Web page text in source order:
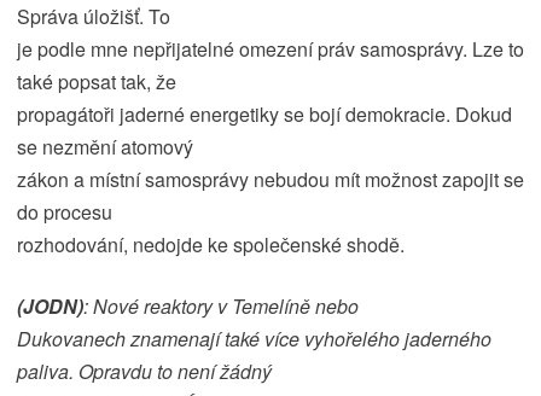
Správa úložišť. To
je podle mne nepřijatelné omezení práv samosprávy. Lze to
také popsat tak, že
propagátoři jaderné energetiky se bojí demokracie. Dokud
se nezmění atomový
zákon a místní samosprávy nebudou mít možnost zapojit se
do procesu
rozhodování, nedojde ke společenské shodě.
(JODN): Nové reaktory v Temelíně nebo
Dukovanech znamenají také více vyhořelého jaderného
paliva. Opravdu to není žádný